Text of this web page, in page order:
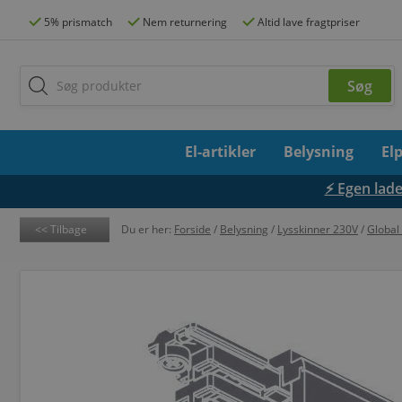
5% prismatch Nem returnering Altid lave fragtpriser
El-artikler Belysning
⚡ Egen
Tilbage Du er her: Forside / Belysning / Lysskinner 230V/